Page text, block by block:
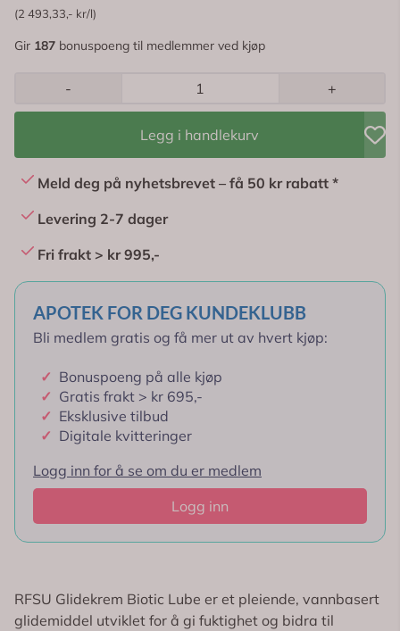
(2 493,33,- kr/l)
Gir 187 bonuspoeng til medlemmer ved kjøp
- +
Legg i handlekurv
Meld deg på nyhetsbrevet – få 50 kr rabatt *
Levering 2-7 dager
Fri frakt > kr 995,-
APOTEK FOR DEG KUNDEKLUBB
Bli medlem gratis og få mer ut av hvert kjøp:
✓ Bonuspoeng på alle kjøp
✓ Gratis frakt > kr 695,-
✓ Eksklusive tilbud
✓ Digitale kvitteringer
Logg inn for å se om du er medlem
Logg inn
RFSU Glidekrem Biotic Lube er et pleiende, vannbasert
glidemiddel utviklet for å gi fuktighet og bidra til